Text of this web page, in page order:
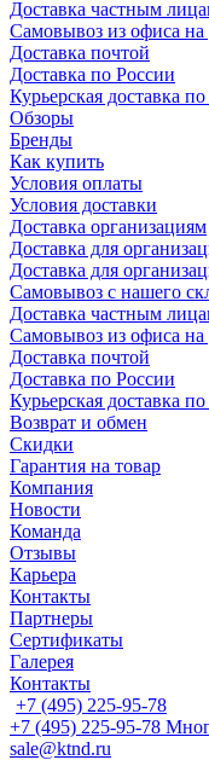
Доставка частным
Самовывоз из офиса на
Доставка почтой
Доставка по России
Курьерская доставка
Обзоры
Бренды
Как купить
Условия оплаты
Условия доставки
Доставка организациям
Доставка для
Доставка для
Самовывоз с нашего
Доставка частным
Самовывоз из офиса на
Доставка почтой
Доставка по России
Курьерская доставка
Возврат и обмен
Скидки
Гарантия на товар
Компания
Новости
Команда
Отзывы
Карьера
Контакты
Партнеры
Сертификаты
Галерея
Контакты
+7 (495) 225-95-78
+7 (495) 225-95-78
sale@ktnd.ru